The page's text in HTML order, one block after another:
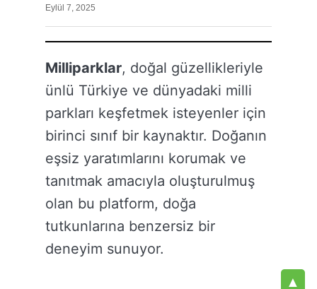
Eylül 7, 2025
Milliparklar, doğal güzellikleriyle
ünlü Türkiye ve dünyadaki milli
parkları keşfetmek isteyenler için
birinci sınıf bir kaynaktır. Doğanın
eşsiz yaratımlarını korumak ve
tanıtmak amacıyla oluşturulmuş
olan bu platform, doğa
tutkunlarına benzersiz bir
deneyim sunuyor.
▲